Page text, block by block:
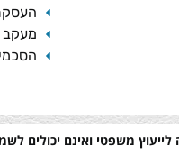
מעקב
משפטי ואינם יכולים